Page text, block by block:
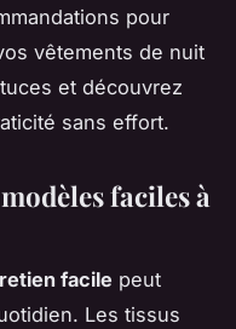
pour
vêtements de nuit
et découvrez
sans effort.
faciles à
facile peut
Les tissus